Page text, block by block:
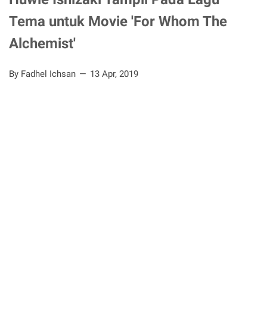
Tema untuk Movie 'For Whom The
Alchemist'
By Fadhel Ichsan 13 Apr, 2019